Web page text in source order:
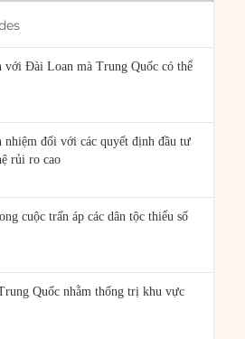
với Đài Loan mà Trung Quốc có thể
nhiệm đối với các quyết định đầu tư
rủi ro cao
cuộc trấn áp các dân tộc thiểu số
Quốc nhằm thống trị khu vực